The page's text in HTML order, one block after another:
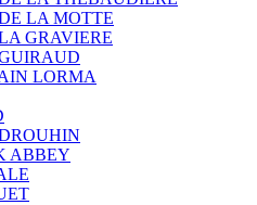
LA MOTTE
GRAVIERE
LORMA
ABBEY